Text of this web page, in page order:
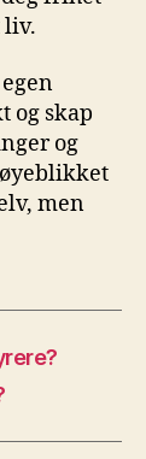
liv.
og skap
og‌
men